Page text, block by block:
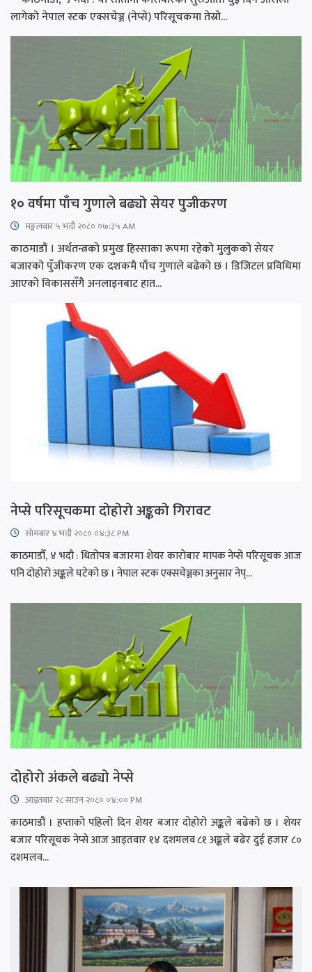
लागेको नेपाल स्टक एक्सचेञ्ज (नेप्से) परिसूचकमा तेस्रो...
१० वर्षमा पाँच गुणाले बढ्यो सेयर पुजीकरण
मङ्गलबार ५ भदौ २०८० ०७:३५ AM
काठमाडौं । अर्थतन्त्रको प्रमुख हिस्साका रूपमा रहेको मुलुकको सेयर
बजारको पुँजीकरण एक दशकमै पाँच गुणाले बढेको छ । डिजिटल प्रविधिमा
आएको विकाससँगै अनलाइनबाट हात...
नेप्से परिसूचकमा दोहोरो अङ्कको गिरावट
सोमबार ४ भदौ २०८० ०४:३८ PM
काठमाडौँ, ४ भदौ : धितोपत्र बजारमा शेयर कारोबार मापक नेप्से परिसूचक आज
पनि दोहोरो अङ्कले घटेको छ । नेपाल स्टक एक्सचेञ्जका अनुसार नेप्...
दोहोरो अंकले बढ्यो नेप्से
आइतबार​ २८ साउन २०८० ०४:०० PM
काठमाडौं । हप्ताको पहिलो दिन शेयर बजार दोहोरो अङ्कले बढेको छ । शेयर
बजार परिसूचक नेप्से आज आइतवार १४ दशमलव ८१ अङ्कले बढेर दुई हजार ८०
दशमलव...